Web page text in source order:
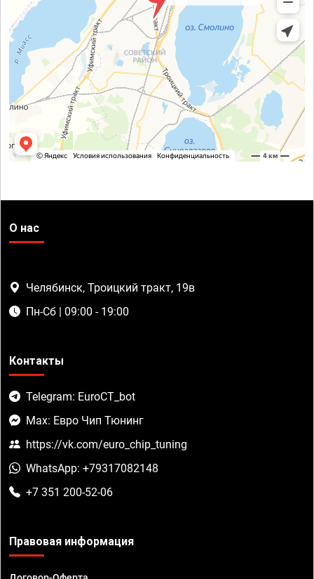
О нас
Челябинск, Троицкий тракт, 19в
Пн-Сб | 09:00 - 19:00
Контакты
Telegram: EuroCT_bot
Max: Евро Чип Тюнинг
https://vk.com/euro_chip_tuning
WhatsApp: +79317082148
+7 351 200-52-06
Правовая информация